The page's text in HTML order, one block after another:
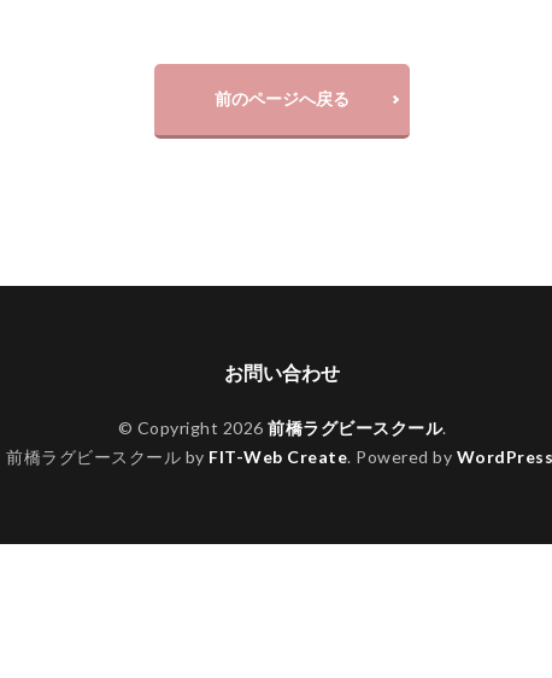
前のページへ戻る
お問い合わせ
© Copyright 2026 前橋ラグビースクール.
前橋ラグビースクール by FIT-Web Create. Powered by